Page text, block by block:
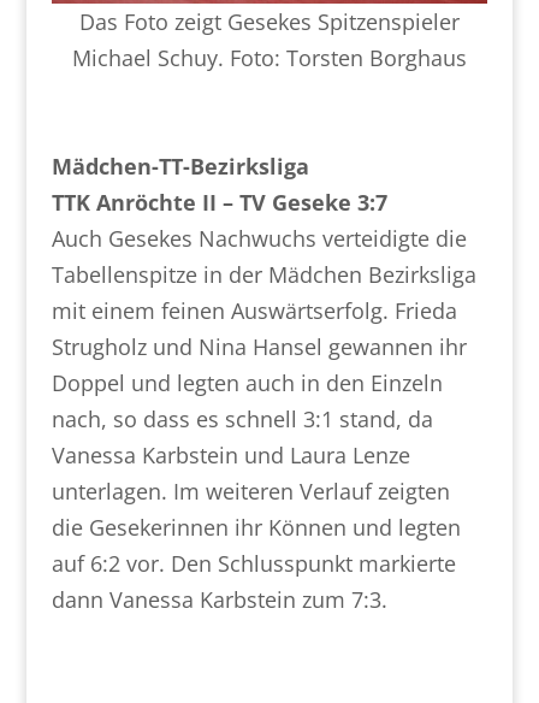
Das Foto zeigt Gesekes Spitzenspieler
Michael Schuy. Foto: Torsten Borghaus
Mädchen-TT-Bezirksliga
TTK Anröchte II – TV Geseke 3:7
Auch Gesekes Nachwuchs verteidigte die
Tabellenspitze in der Mädchen Bezirksliga
mit einem feinen Auswärtserfolg. Frieda
Strugholz und Nina Hansel gewannen ihr
Doppel und legten auch in den Einzeln
nach, so dass es schnell 3:1 stand, da
Vanessa Karbstein und Laura Lenze
unterlagen. Im weiteren Verlauf zeigten
die Gesekerinnen ihr Können und legten
auf 6:2 vor. Den Schlusspunkt markierte
dann Vanessa Karbstein zum 7:3.